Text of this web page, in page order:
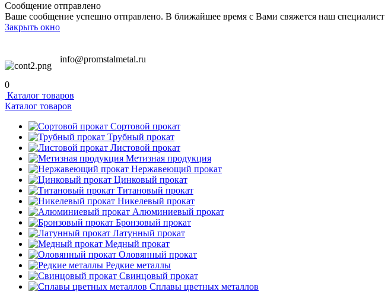
Сообщение отправлено
Ваше сообщение успешно отправлено. В ближайшее время с Вами свяжется наш специалист
Закрыть окно
info@promstalmetal.ru
0
Каталог товаров
Каталог товаров
Сортовой прокат
Трубный прокат
Листовой прокат
Метизная продукция
Нержавеющий прокат
Цинковый прокат
Титановый прокат
Никелевый прокат
Алюминиевый прокат
Бронзовый прокат
Латунный прокат
Медный прокат
Оловянный прокат
Редкие металлы
Свинцовый прокат
Сплавы цветных металлов